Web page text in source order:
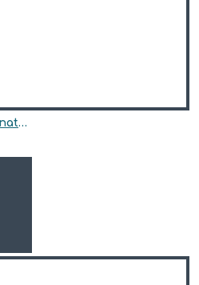
Adidasi copii din piele natural model ALAIN